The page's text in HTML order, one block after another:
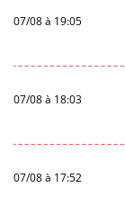
07/08 à 19:05
07/08 à 18:03
07/08 à 17:52